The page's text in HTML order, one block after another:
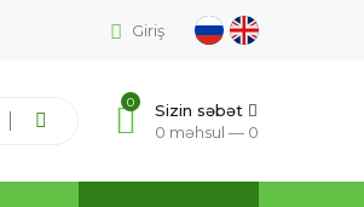
Giriş
0
Sizin səbət
0 məhsul — 0